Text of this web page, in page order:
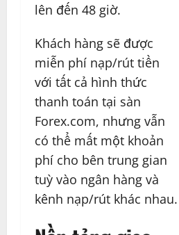
lên đến 48 giờ.
Khách hàng sẽ được
miễn phí nạp/rút tiền
với tất cả hình thức
thanh toán tại sàn
Forex.com, nhưng vẫn
có thể mất một khoản
phí cho bên trung gian
tuỳ vào ngân hàng và
kênh nạp/rút khác nhau.